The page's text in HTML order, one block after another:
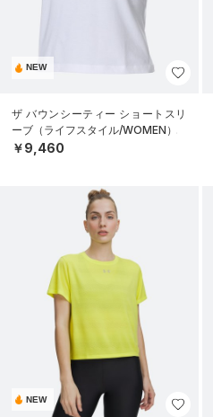
NEW
ザ バウンシーティー ショートスリ
ーブ（ライフスタイル/WOMEN）
￥9,460
NEW